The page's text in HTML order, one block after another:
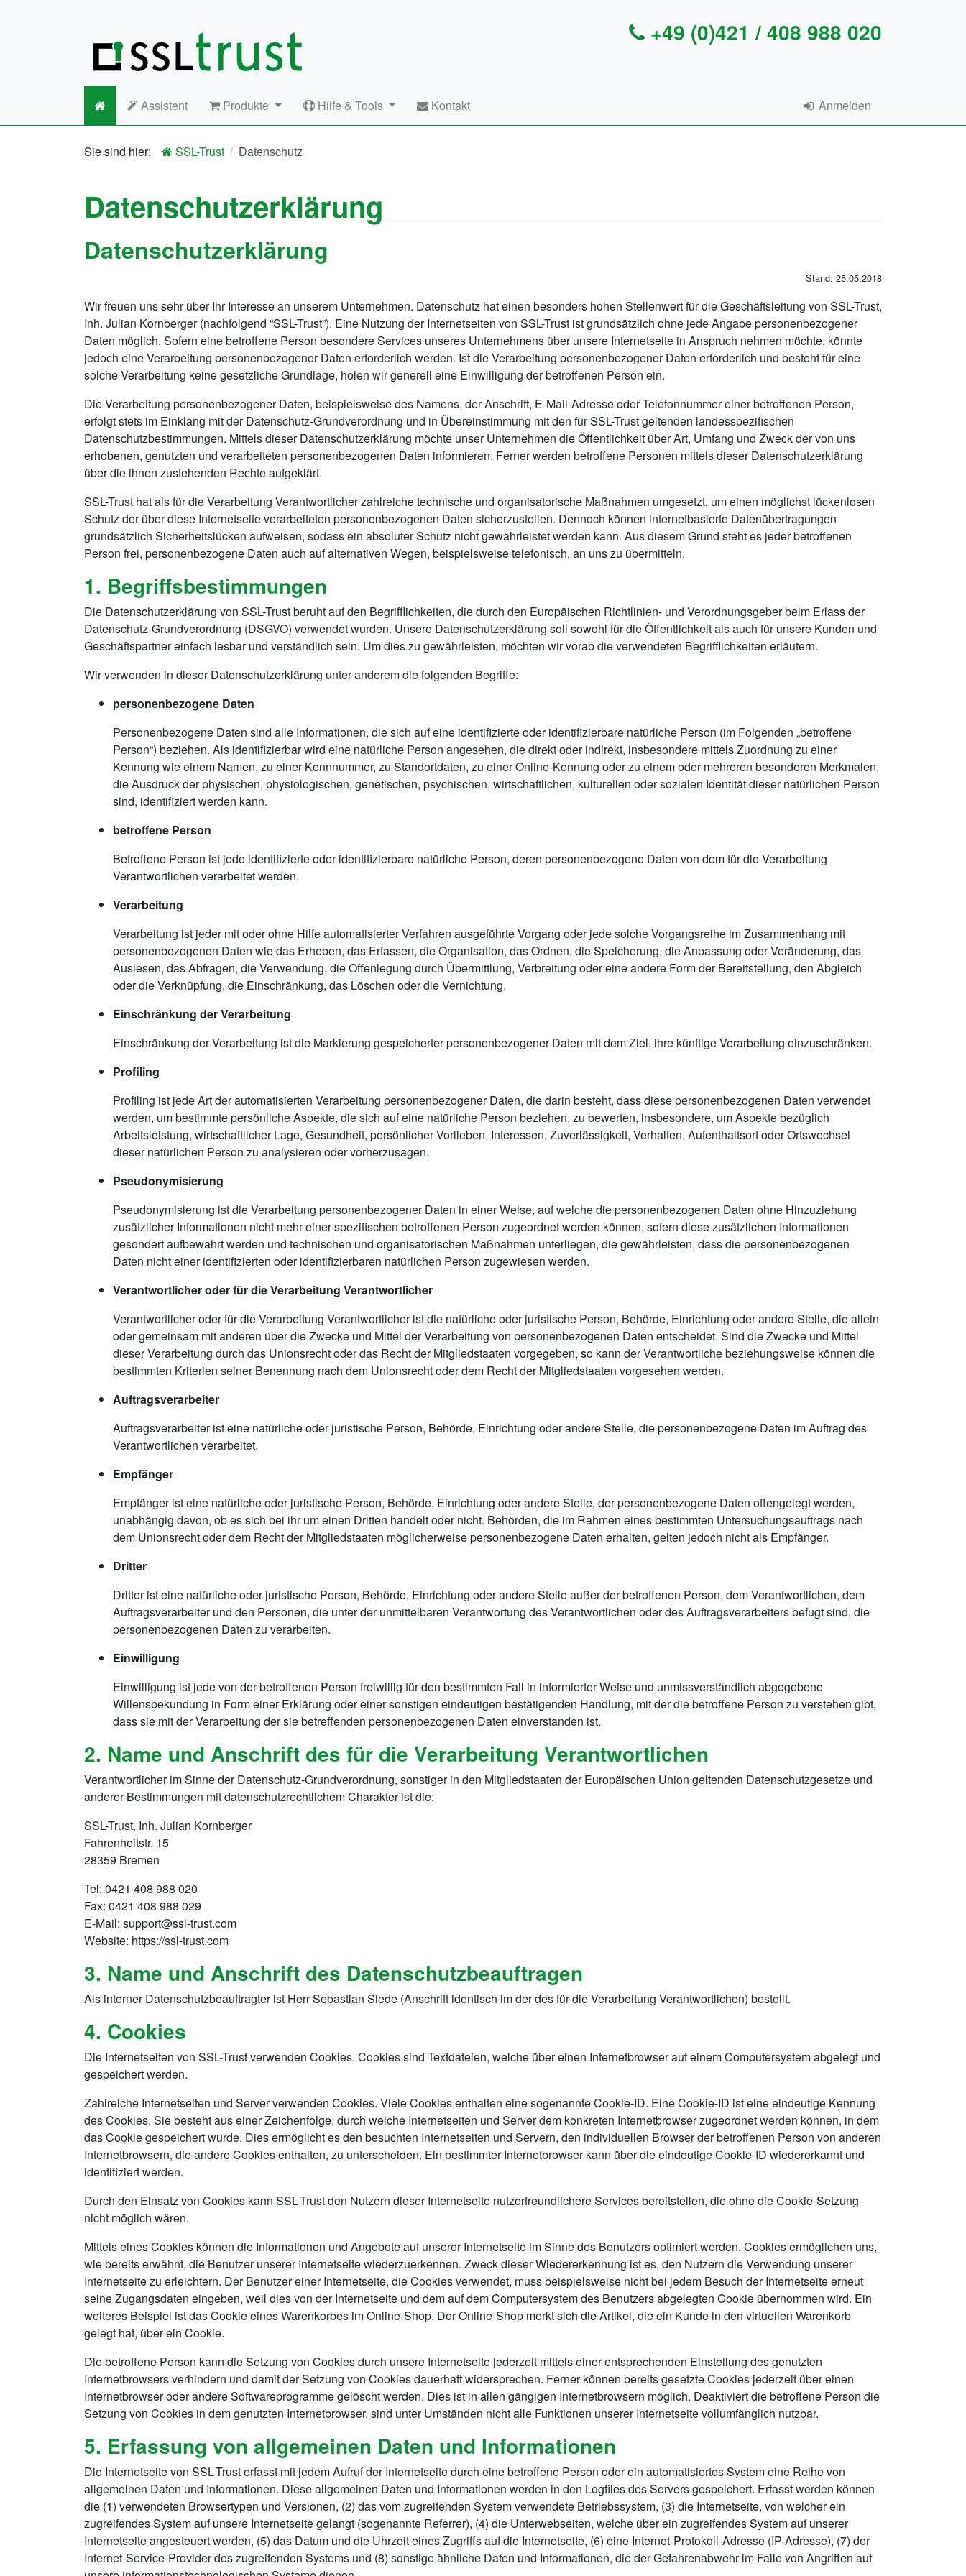
+49 (0)421 / 408 988 020
Assistent Produkte Hilfe & Tools Kontakt Anmelden
SSL-Trust Datenschutz
Datenschutzerklärung
Datenschutzerklärung
Stand: 25.05.2018
Wir freuen uns sehr über Ihr Interesse an unserem Unternehmen. Datenschutz hat einen besonders hohen Stellenwert für die Geschäftsleitung von SSL-Trust,
Inh. Julian Kornberger (nachfolgend “SSL-Trust”). Eine Nutzung der Internetseiten von SSL-Trust ist grundsätzlich ohne jede Angabe personenbezogener
Daten möglich. Sofern eine betroffene Person besondere Services unseres Unternehmens über unsere Internetseite in Anspruch nehmen möchte, könnte
jedoch eine Verarbeitung personenbezogener Daten erforderlich werden. Ist die Verarbeitung personenbezogener Daten erforderlich und besteht für eine
solche Verarbeitung keine gesetzliche Grundlage, holen wir generell eine Einwilligung der betroffenen Person ein.
Die Verarbeitung personenbezogener Daten, beispielsweise des Namens, der Anschrift, E-Mail-Adresse oder Telefonnummer einer betroffenen Person,
erfolgt stets im Einklang mit der Datenschutz-Grundverordnung und in Übereinstimmung mit den für SSL-Trust geltenden landesspezifischen
Datenschutzbestimmungen. Mittels dieser Datenschutzerklärung möchte unser Unternehmen die Öffentlichkeit über Art, Umfang und Zweck der von uns
erhobenen, genutzten und verarbeiteten personenbezogenen Daten informieren. Ferner werden betroffene Personen mittels dieser Datenschutzerklärung
über die ihnen zustehenden Rechte aufgeklärt.
SSL-Trust hat als für die Verarbeitung Verantwortlicher zahlreiche technische und organisatorische Maßnahmen umgesetzt, um einen möglichst lückenlosen
Schutz der über diese Internetseite verarbeiteten personenbezogenen Daten sicherzustellen. Dennoch können internetbasierte Datenübertragungen
grundsätzlich Sicherheitslücken aufweisen, sodass ein absoluter Schutz nicht gewährleistet werden kann. Aus diesem Grund steht es jeder betroffenen
Person frei, personenbezogene Daten auch auf alternativen Wegen, beispielsweise telefonisch, an uns zu übermitteln.
1. Begriffsbestimmungen
Die Datenschutzerklärung von SSL-Trust beruht auf den Begrifflichkeiten, die durch den Europäischen Richtlinien- und Verordnungsgeber beim Erlass der
Datenschutz-Grundverordnung (DSGVO) verwendet wurden. Unsere Datenschutzerklärung soll sowohl für die Öffentlichkeit als auch für unsere Kunden und
Geschäftspartner einfach lesbar und verständlich sein. Um dies zu gewährleisten, möchten wir vorab die verwendeten Begrifflichkeiten erläutern.
Wir verwenden in dieser Datenschutzerklärung unter anderem die folgenden Begriffe:
personenbezogene Daten
Personenbezogene Daten sind alle Informationen, die sich auf eine identifizierte oder identifizierbare natürliche Person (im Folgenden „betroffene
Person“) beziehen. Als identifizierbar wird eine natürliche Person angesehen, die direkt oder indirekt, insbesondere mittels Zuordnung zu einer
Kennung wie einem Namen, zu einer Kennnummer, zu Standortdaten, zu einer Online-Kennung oder zu einem oder mehreren besonderen Merkmalen,
die Ausdruck der physischen, physiologischen, genetischen, psychischen, wirtschaftlichen, kulturellen oder sozialen Identität dieser natürlichen Person
sind, identifiziert werden kann.
betroffene Person
Betroffene Person ist jede identifizierte oder identifizierbare natürliche Person, deren personenbezogene Daten von dem für die Verarbeitung
Verantwortlichen verarbeitet werden.
Verarbeitung
Verarbeitung ist jeder mit oder ohne Hilfe automatisierter Verfahren ausgeführte Vorgang oder jede solche Vorgangsreihe im Zusammenhang mit
personenbezogenen Daten wie das Erheben, das Erfassen, die Organisation, das Ordnen, die Speicherung, die Anpassung oder Veränderung, das
Auslesen, das Abfragen, die Verwendung, die Offenlegung durch Übermittlung, Verbreitung oder eine andere Form der Bereitstellung, den Abgleich
oder die Verknüpfung, die Einschränkung, das Löschen oder die Vernichtung.
Einschränkung der Verarbeitung
Einschränkung der Verarbeitung ist die Markierung gespeicherter personenbezogener Daten mit dem Ziel, ihre künftige Verarbeitung einzuschränken.
Profiling
Profiling ist jede Art der automatisierten Verarbeitung personenbezogener Daten, die darin besteht, dass diese personenbezogenen Daten verwendet
werden, um bestimmte persönliche Aspekte, die sich auf eine natürliche Person beziehen, zu bewerten, insbesondere, um Aspekte bezüglich
Arbeitsleistung, wirtschaftlicher Lage, Gesundheit, persönlicher Vorlieben, Interessen, Zuverlässigkeit, Verhalten, Aufenthaltsort oder Ortswechsel
dieser natürlichen Person zu analysieren oder vorherzusagen.
Pseudonymisierung
Pseudonymisierung ist die Verarbeitung personenbezogener Daten in einer Weise, auf welche die personenbezogenen Daten ohne Hinzuziehung
zusätzlicher Informationen nicht mehr einer spezifischen betroffenen Person zugeordnet werden können, sofern diese zusätzlichen Informationen
gesondert aufbewahrt werden und technischen und organisatorischen Maßnahmen unterliegen, die gewährleisten, dass die personenbezogenen
Daten nicht einer identifizierten oder identifizierbaren natürlichen Person zugewiesen werden.
Verantwortlicher oder für die Verarbeitung Verantwortlicher
Verantwortlicher oder für die Verarbeitung Verantwortlicher ist die natürliche oder juristische Person, Behörde, Einrichtung oder andere Stelle, die allein
oder gemeinsam mit anderen über die Zwecke und Mittel der Verarbeitung von personenbezogenen Daten entscheidet. Sind die Zwecke und Mittel
dieser Verarbeitung durch das Unionsrecht oder das Recht der Mitgliedstaaten vorgegeben, so kann der Verantwortliche beziehungsweise können die
bestimmten Kriterien seiner Benennung nach dem Unionsrecht oder dem Recht der Mitgliedstaaten vorgesehen werden.
Auftragsverarbeiter
Auftragsverarbeiter ist eine natürliche oder juristische Person, Behörde, Einrichtung oder andere Stelle, die personenbezogene Daten im Auftrag des
Verantwortlichen verarbeitet.
Empfänger
Empfänger ist eine natürliche oder juristische Person, Behörde, Einrichtung oder andere Stelle, der personenbezogene Daten offengelegt werden,
unabhängig davon, ob es sich bei ihr um einen Dritten handelt oder nicht. Behörden, die im Rahmen eines bestimmten Untersuchungsauftrags nach
dem Unionsrecht oder dem Recht der Mitgliedstaaten möglicherweise personenbezogene Daten erhalten, gelten jedoch nicht als Empfänger.
Dritter
Dritter ist eine natürliche oder juristische Person, Behörde, Einrichtung oder andere Stelle außer der betroffenen Person, dem Verantwortlichen, dem
Auftragsverarbeiter und den Personen, die unter der unmittelbaren Verantwortung des Verantwortlichen oder des Auftragsverarbeiters befugt sind, die
personenbezogenen Daten zu verarbeiten.
Einwilligung
Einwilligung ist jede von der betroffenen Person freiwillig für den bestimmten Fall in informierter Weise und unmissverständlich abgegebene
Willensbekundung in Form einer Erklärung oder einer sonstigen eindeutigen bestätigenden Handlung, mit der die betroffene Person zu verstehen gibt,
dass sie mit der Verarbeitung der sie betreffenden personenbezogenen Daten einverstanden ist.
2. Name und Anschrift des für die Verarbeitung Verantwortlichen
Verantwortlicher im Sinne der Datenschutz-Grundverordnung, sonstiger in den Mitgliedstaaten der Europäischen Union geltenden Datenschutzgesetze und
anderer Bestimmungen mit datenschutzrechtlichem Charakter ist die:
SSL-Trust, Inh. Julian Kornberger
Fahrenheitstr. 15
28359 Bremen
Tel: 0421 408 988 020
Fax: 0421 408 988 029
E-Mail: support@ssl-trust.com
Website: https://ssl-trust.com
3. Name und Anschrift des Datenschutzbeauftragen
Als interner Datenschutzbeauftragter ist Herr Sebastian Siede (Anschrift identisch im der des für die Verarbeitung Verantwortlichen) bestellt.
4. Cookies
Die Internetseiten von SSL-Trust verwenden Cookies. Cookies sind Textdateien, welche über einen Internetbrowser auf einem Computersystem abgelegt und
gespeichert werden.
Zahlreiche Internetseiten und Server verwenden Cookies. Viele Cookies enthalten eine sogenannte Cookie-ID. Eine Cookie-ID ist eine eindeutige Kennung
des Cookies. Sie besteht aus einer Zeichenfolge, durch welche Internetseiten und Server dem konkreten Internetbrowser zugeordnet werden können, in dem
das Cookie gespeichert wurde. Dies ermöglicht es den besuchten Internetseiten und Servern, den individuellen Browser der betroffenen Person von anderen
Internetbrowsern, die andere Cookies enthalten, zu unterscheiden. Ein bestimmter Internetbrowser kann über die eindeutige Cookie-ID wiedererkannt und
identifiziert werden.
Durch den Einsatz von Cookies kann SSL-Trust den Nutzern dieser Internetseite nutzerfreundlichere Services bereitstellen, die ohne die Cookie-Setzung
nicht möglich wären.
Mittels eines Cookies können die Informationen und Angebote auf unserer Internetseite im Sinne des Benutzers optimiert werden. Cookies ermöglichen uns,
wie bereits erwähnt, die Benutzer unserer Internetseite wiederzuerkennen. Zweck dieser Wiedererkennung ist es, den Nutzern die Verwendung unserer
Internetseite zu erleichtern. Der Benutzer einer Internetseite, die Cookies verwendet, muss beispielsweise nicht bei jedem Besuch der Internetseite erneut
seine Zugangsdaten eingeben, weil dies von der Internetseite und dem auf dem Computersystem des Benutzers abgelegten Cookie übernommen wird. Ein
weiteres Beispiel ist das Cookie eines Warenkorbes im Online-Shop. Der Online-Shop merkt sich die Artikel, die ein Kunde in den virtuellen Warenkorb
gelegt hat, über ein Cookie.
Die betroffene Person kann die Setzung von Cookies durch unsere Internetseite jederzeit mittels einer entsprechenden Einstellung des genutzten
Internetbrowsers verhindern und damit der Setzung von Cookies dauerhaft widersprechen. Ferner können bereits gesetzte Cookies jederzeit über einen
Internetbrowser oder andere Softwareprogramme gelöscht werden. Dies ist in allen gängigen Internetbrowsern möglich. Deaktiviert die betroffene Person die
Setzung von Cookies in dem genutzten Internetbrowser, sind unter Umständen nicht alle Funktionen unserer Internetseite vollumfänglich nutzbar.
5. Erfassung von allgemeinen Daten und Informationen
Die Internetseite von SSL-Trust erfasst mit jedem Aufruf der Internetseite durch eine betroffene Person oder ein automatisiertes System eine Reihe von
allgemeinen Daten und Informationen. Diese allgemeinen Daten und Informationen werden in den Logfiles des Servers gespeichert. Erfasst werden können
die (1) verwendeten Browsertypen und Versionen, (2) das vom zugreifenden System verwendete Betriebssystem, (3) die Internetseite, von welcher ein
zugreifendes System auf unsere Internetseite gelangt (sogenannte Referrer), (4) die Unterwebseiten, welche über ein zugreifendes System auf unserer
Internetseite angesteuert werden, (5) das Datum und die Uhrzeit eines Zugriffs auf die Internetseite, (6) eine Internet-Protokoll-Adresse (IP-Adresse), (7) der
Internet-Service-Provider des zugreifenden Systems und (8) sonstige ähnliche Daten und Informationen, die der Gefahrenabwehr im Falle von Angriffen auf